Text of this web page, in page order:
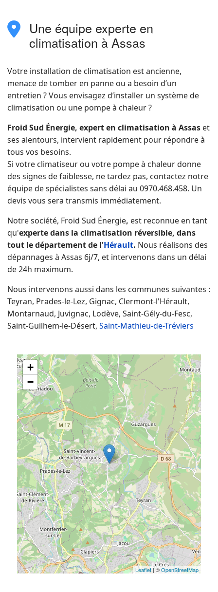
+
−
Leaflet| ©OpenStreetMap
fas
location-
Une équipe experte en
climatisation à Assas
Votre installation de climatisation est ancienne,
menace de tomber en panne ou a besoin d’un
entretien ? Vous envisagez d’installer un système de
climatisation ou une pompe à chaleur ?
Froid Sud Énergie, expert en climatisation à Assas et
ses alentours, intervient rapidement pour répondre à
tous vos besoins.
Si votre climatiseur ou votre pompe à chaleur donne
des signes de faiblesse, ne tardez pas, contactez notre
équipe de spécialistes sans délai au 0970.468.458. Un
devis vous sera transmis immédiatement.
Notre société, Froid Sud Énergie, est reconnue en tant
qu'experte dans la climatisation réversible, dans
tout le département de l'Hérault. Nous réalisons des
dépannages à Assas 6j/7, et intervenons dans un délai
de 24h maximum.
Nous intervenons aussi dans les communes suivantes :
Teyran, Prades-le-Lez, Gignac, Clermont-l'Hérault,
Montarnaud, Juvignac, Lodève, Saint-Gély-du-Fesc,
Saint-Guilhem-le-Désert, Saint-Mathieu-de-Tréviers